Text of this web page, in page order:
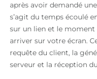
après avoir demandé
s’agit du temps écoulé
sur un lien et le moment
arriver sur votre écran.
requête du client, la
serveur et la réception